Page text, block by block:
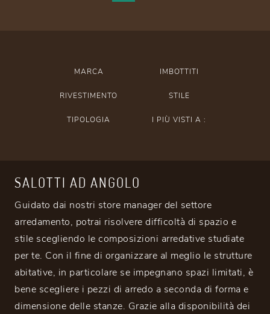
MARCA IMBOTTITI
RIVESTIMENTO STILE
TIPOLOGIA I PIÙ VISTI A :
SALOTTI AD ANGOLO
Guidato dai nostri store manager del settore
arredamento, potrai risolvere difficoltà di spazio e
stile scegliendo le composizioni arredative studiate
per te. Con il fine di organizzare al meglio le strutture
abitative, in particolare se impegnano spazi limitati, è
bene scegliere i pezzi di arredo a seconda di forma e
dimensione delle stanze. Grazie alla disponibilità dei